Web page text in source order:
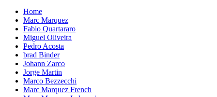
Home
Marc Marquez
Fabio Quartararo
Miguel Oliveira
Pedro Acosta
brad Binder
Johann Zarco
Jorge Martin
Marco Bezzecchi
Marc Marquez French